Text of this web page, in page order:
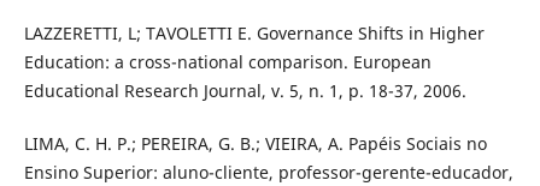
LAZZERETTI, L; TAVOLETTI E. Governance Shifts in Higher
Education: a cross-national comparison. European
Educational Research Journal, v. 5, n. 1, p. 18-37, 2006.
LIMA, C. H. P.; PEREIRA, G. B.; VIEIRA, A. Papéis Sociais no
Ensino Superior: aluno-cliente, professor-gerente-educador,